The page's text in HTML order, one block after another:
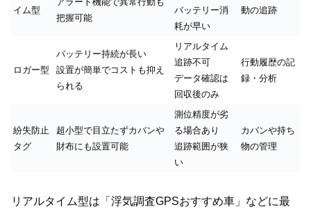
イム型
把握可能
バッテリー消
耗が早い
動の追跡
ロガー型
バッテリー持続が長い
設置が簡単でコストも抑え
られる
リアルタイム
追跡不可
データ確認は
回収後のみ
行動履歴の記
録・分析
紛失防止
タグ
超小型で目立たずカバンや
財布にも設置可能
測位精度が劣
る場合あり
追跡範囲が狭
い
カバンや持ち
物の管理
リアルタイム型は「浮気調査GPSおすすめ車」などに最